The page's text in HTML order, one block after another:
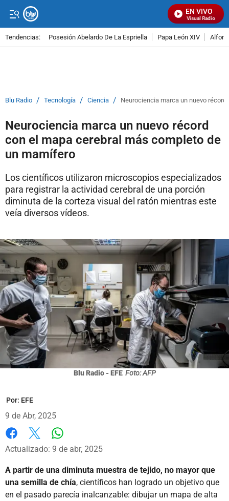
EN VIVO
Señal Visual Radio
Tendencias: Posesión Abelardo De La Espriella Papa León XIV
Blu Radio / Tecnología / Ciencia / Neurociencia marca un nuevo
Neurociencia marca un nuevo récord
con el mapa cerebral más completo de
un mamífero
Los científicos utilizaron microscopios especializados
para registrar la actividad cerebral de una porción
diminuta de la corteza visual del ratón mientras este
veía diversos vídeos.
Blu Radio - EFE Foto: AFP
Por: EFE
9 de Abr, 2025
Facebook
X
Actualizado: 9 de abr, 2025
A partir de una diminuta muestra de tejido, no mayor que
una semilla de chía, científicos han logrado un objetivo que
en el pasado parecía inalcanzable: dibujar un mapa de alta